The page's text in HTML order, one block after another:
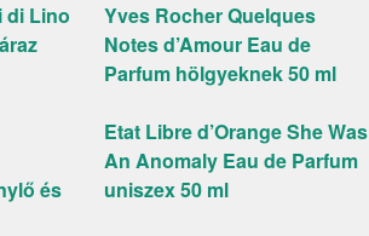
di Lino
Yves Rocher Quelques
Notes d’Amour Eau de
Parfum hölgyeknek 50 ml
és
Etat Libre d’Orange She Was
An Anomaly Eau de Parfum
uniszex 50 ml